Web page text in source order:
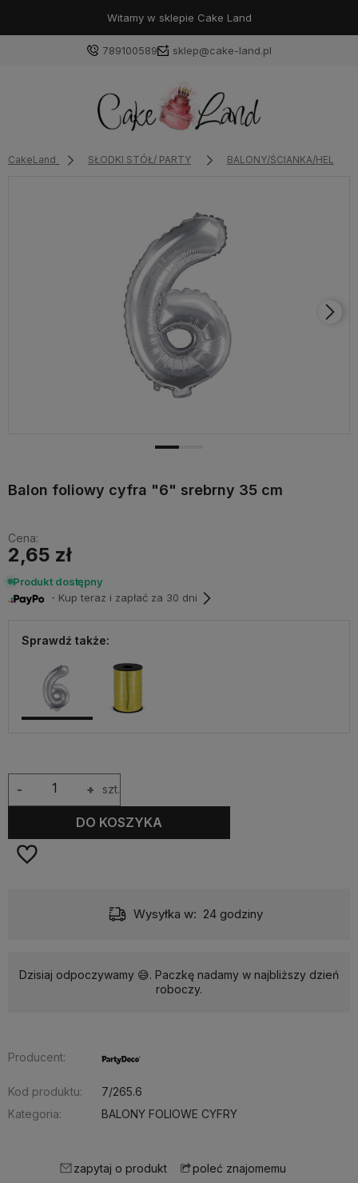
Witamy w sklepie Cake Land
789100589 sklep@cake-land.pl
Wybierz coś dla siebie z naszej aktualnej oferty lub
zaloguj się, aby przywrócić dodane produkty do listy
z poprzedniej sesji.
CakeLand SŁODKI STÓŁ/ PARTY BALONY/ŚCIANKA/HEL
Balon foliowy cyfra "6" srebrny 35 cm
Cena:
2,65 zł
Produkt dostępny
・Kup teraz i zapłać za 30 dni
Sprawdź także:
+
- szt.
DO KOSZYKA
Wysyłka w: 24 godziny
Dzisiaj odpoczywamy 😅. Paczkę nadamy w najbliższy dzień
roboczy.
Producent:
Kod produktu:
7/265.6
Kategoria:
BALONY FOLIOWE CYFRY
zapytaj o produkt poleć znajomemu